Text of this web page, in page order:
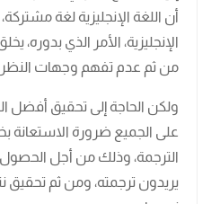
أن اللغة الإنجليزية لغة
الإنجليزية، الأمر الذي بدوره،
من ثم عدم تفهم وجهات النظر
ولكن الحاجة إلى تحقيق أفضل
على الجميع ضرورة الاستعانة
الترجمة، وذلك من أجل الحصول
يريدون ترجمته، ومن ثم تحقيق